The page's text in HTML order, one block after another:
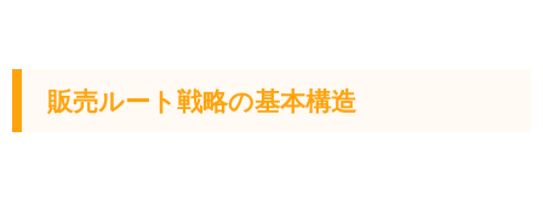
販売ルート戦略の基本構造